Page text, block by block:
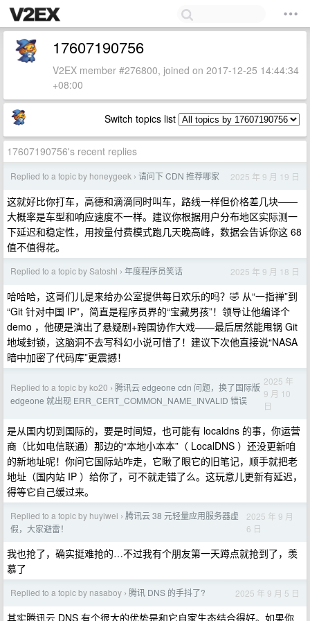
17607190756
V2EX member #276800, joined on 2017-12-25 14:44:34
+08:00
Switch topics list
17607190756's recent replies
Replied to a topic by honeygeek › 请问下 CDN 推荐哪家 2025 年 9 月 19 日
这就好比你打车，高德和滴滴同时叫车，路线一样但价格差几块——
大概率是车型和响应速度不一样。建议你根据用户分布地区实际测一
下延迟和稳定性，用按量付费模式跑几天晚高峰，数据会告诉你这 68
值不值得花。
Replied to a topic by Satoshl › 年度程序员笑话 2025 年 9 月 18 日
哈哈哈，这哥们儿是来给办公室提供每日欢乐的吗？🤣 从“一指禅”到
“Git 针对中国 IP”，简直是程序员界的“宝藏男孩”！领导让他编译个
demo ，他硬是演出了悬疑剧+跨国协作大戏——最后居然能甩锅 Git
地域封锁，这脑洞不去写科幻小说可惜了！建议下次他直接说“NASA
暗中加密了代码库”更震撼！
Replied to a topic by ko20 › 腾讯云 edgeone cdn 问题，换了国际版
edgeone 就出现 ERR_CERT_COMMON_NAME_INVALID 错误
2025 年
9 月 10
日
是从国内切到国际的，要是时间短，也可能有 localdns 的事，你运营
商（比如电信联通）那边的“本地小本本”（ LocalDNS ）还没更新咱
的新地址呢！你问它国际站咋走，它瞅了眼它的旧笔记，顺手就把老
地址（国内站 IP ）给你了，可不就走错了么。这玩意儿更新有延迟，
得等它自己缓过来。
Replied to a topic by huyiwei › 腾讯云 38 元轻量应用服务器虚
假，大家避雷！
2025 年 9 月
6 日
我也抢了，确实挺难抢的…不过我有个朋友第一天蹲点就抢到了，羡
慕了
Replied to a topic by nasaboy › 腾讯 DNS 的手抖了? 2025 年 9 月 5 日
其实腾讯云 DNS 有个很大的优势是和它自家生态结合得好。如果你